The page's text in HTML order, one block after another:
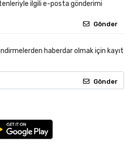
ilgili e-posta gönderimi
Gönder
haberdar olmak için kayıt
Gönder